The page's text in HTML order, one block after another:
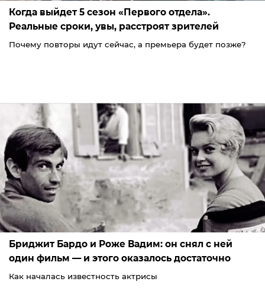
Когда выйдет 5 сезон «Первого отдела».
Реальные сроки, увы, расстроят зрителей
Почему повторы идут сейчас, а премьера будет позже?
Бриджит Бардо и Роже Вадим: он снял с ней
один фильм — и этого оказалось достаточно
Как началась известность актрисы